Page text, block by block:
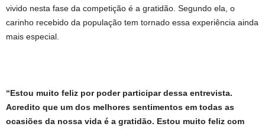
vivido nesta fase da competição é a gratidão. Segundo ela, o
carinho recebido da população tem tornado essa experiência ainda
mais especial.
“Estou muito feliz por poder participar dessa entrevista.
Acredito que um dos melhores sentimentos em todas as
ocasiões da nossa vida é a gratidão. Estou muito feliz com